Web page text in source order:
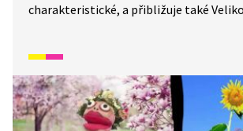
charakteristické, a přibližuje také